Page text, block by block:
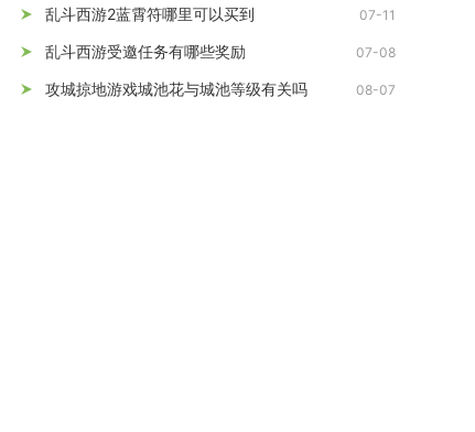
乱斗西游2蓝霄符哪里可以买到 07-11
乱斗西游受邀任务有哪些奖励 07-08
攻城掠地游戏城池花与城池等级有关吗 08-07